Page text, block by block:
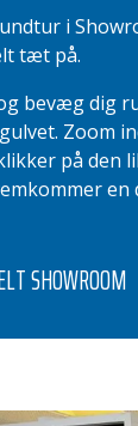
i
tæt på.
bevæg dig
Zoom
på den
en
SHOWROOM